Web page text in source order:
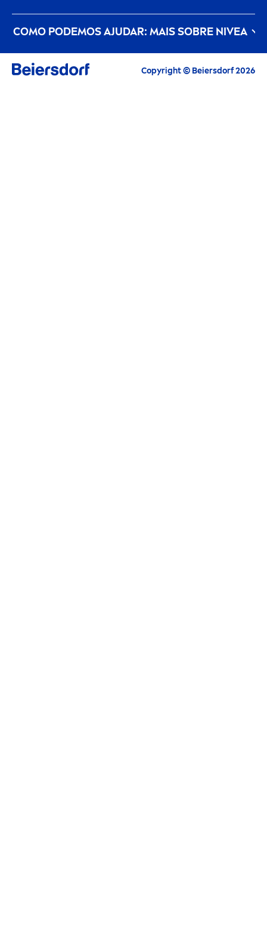
Tipo de Cabelo
Tipo de Pele
Cuidado Do Cabelo
Cuidado da Pele
COMO PODEMOS AJUDAR: MAIS SOBRE NIVEA
um-creme-com-historia
Carreiras
O cuidado de pele que zela pelo planeta
Copyright © Beiersdorf 2026